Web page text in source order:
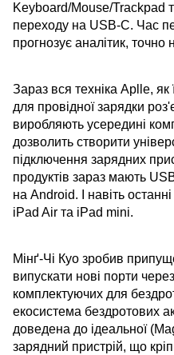
Keyboard/Mouse/Trackpad
переходу на USB-C. Час
прогнозує аналітик, точно
Зараз вся техніка Aplle, як
для провідної зарядки
виробляють усередині
дозволить створити
підключення зарядних
продуктів зараз мають
на Android. І навіть
iPad Air та iPad mini.
Мінґ-Чі Куо зробив
випускати нові порти
комплектуючих для
екосистема бездротових
доведена до ідеальної
зарядний пристрій, що